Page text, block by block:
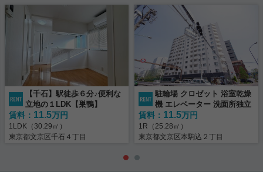
【千石】駅徒歩６分♪便利な
立地の１LDK【巣鴨】
賃料： 11.5万円
1LDK（30.29㎡）
東京都文京区千石４丁目
駐輪場 クロゼット 浴室乾燥
機 エレベーター 洗面所独立
賃料： 11.5万円
1R（25.28㎡）
東京都文京区本駒込２丁目